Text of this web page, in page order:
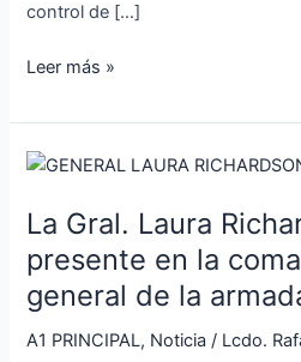
control de […]
Leer más »
La Gral. Laura
presente en la
general de la
A1 PRINCIPAL, Noticia / Lcdo.
La
Laura
Richardson,
estuvo
presente
en